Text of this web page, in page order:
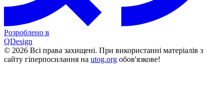
Розроблено в
QDesign
© 2026 Всі права захищені. При використанні матеріалів з
сайту гіперпосилання на utog.org обов'язкове!